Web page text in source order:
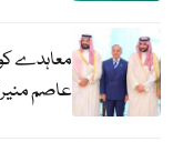
معاہدے
عاصم منیر